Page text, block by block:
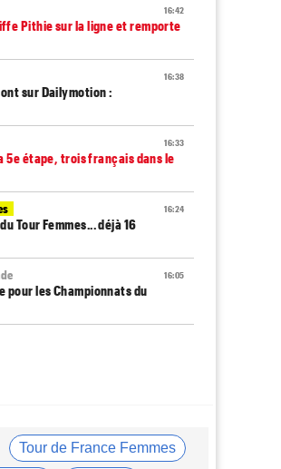
16:42
Pithie sur la ligne et remporte
16:38
sur Dailymotion :
16:33
5e étape, trois français dans le
16:24
Tour Femmes... déjà 16
16:05
pour les Championnats du
!
Tour de France Femmes